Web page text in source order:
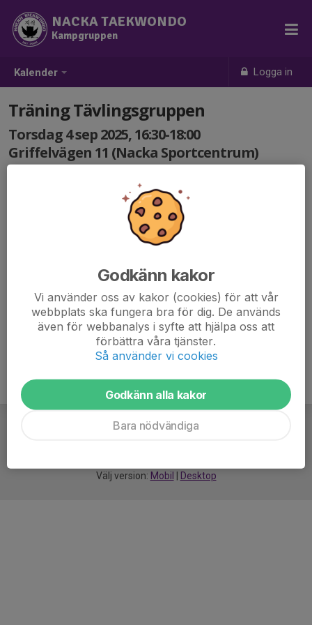
Kalender Logga in
NACKA TAEKWONDO
Kampgruppen
Träning Tävlingsgruppen
Torsdag 4 sep 2025, 16:30-18:00
Griffelvägen 11 (Nacka Sportcentrum)
Välj version: Mobil Desktop
Godkänn kakor
Vi använder oss av kakor (cookies) för att vår
webbplats ska fungera bra för dig. De används
även för webbanalys i syfte att hjälpa oss att
förbättra våra tjänster.
Så använder vi cookies
Godkänn alla kakor
Bara nödvändiga